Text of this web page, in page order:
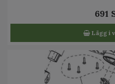
691
Lägg i